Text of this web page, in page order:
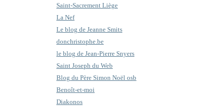
Saint-Sacrement Liège
La Nef
Le blog de Jeanne Smits
donchristophe.be
le blog de Jean-Pierre Snyers
Saint Joseph du Web
Blog du Père Simon Noël osb
Benoît-et-moi
Diakonos